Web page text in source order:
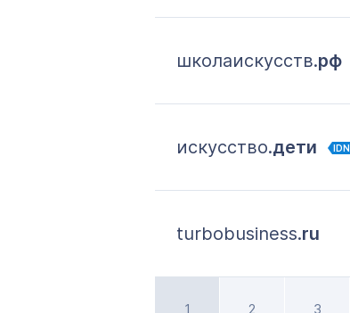
школаискусств.рф
искусство.дети IDN
turbobusiness.ru
1 2 3